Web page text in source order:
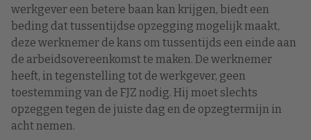
werkgever een betere baan kan krijgen, biedt een
beding dat tussentijdse opzegging mogelijk maakt,
deze werknemer de kans om tussentijds een einde aan
de arbeidsovereenkomst te maken. De werknemer
heeft, in tegenstelling tot de werkgever, geen
toestemming van de FJZ nodig. Hij moet slechts
opzeggen tegen de juiste dag en de opzegtermijn in
acht nemen.